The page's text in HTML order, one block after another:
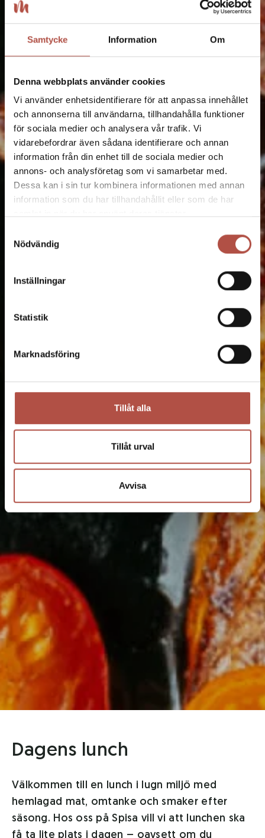
Samtycke Information Om
Denna webbplats använder cookies
Vi använder enhetsidentifierare för att anpassa innehållet
och annonserna till användarna, tillhandahålla funktioner
för sociala medier och analysera vår trafik. Vi
vidarebefordrar även sådana identifierare och annan
information från din enhet till de sociala medier och
annons- och analysföretag som vi samarbetar med.
Dessa kan i sin tur kombinera informationen med annan
information som du har tillhandahållit eller som de har
Nödvändig
Inställningar
Statistik
Marknadsföring
Tillåt alla
Tillåt urval
Avvisa
Boka bord här
Dagens lunch
Välkommen till en lunch i lugn miljö med
hemlagad mat, omtanke och smaker efter
säsong. Hos oss på Spisa vill vi att lunchen ska
få ta lite plats i dagen – oavsett om du